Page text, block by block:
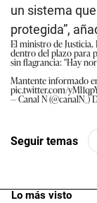
un sistema
protegida”,
El ministro de
dentro del plazo para
sin flagrancia: "Hay
Mantente informado
pic.twitter.com/
— Canal N (@canalN_)
Seguir temas
Lo más visto